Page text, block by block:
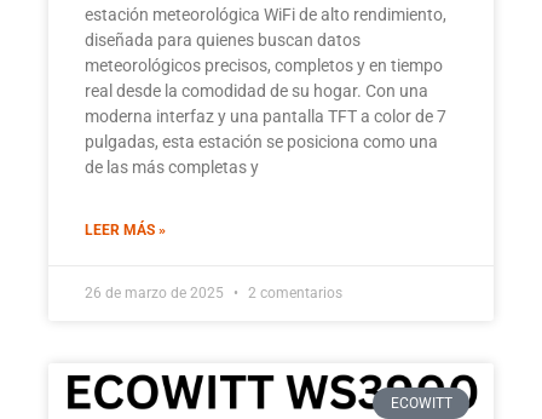
estación meteorológica WiFi de alto rendimiento,
diseñada para quienes buscan datos
meteorológicos precisos, completos y en tiempo
real desde la comodidad de su hogar. Con una
moderna interfaz y una pantalla TFT a color de 7
pulgadas, esta estación se posiciona como una
de las más completas y
LEER MÁS »
26 de marzo de 2025 2 comentarios
ECOWITT